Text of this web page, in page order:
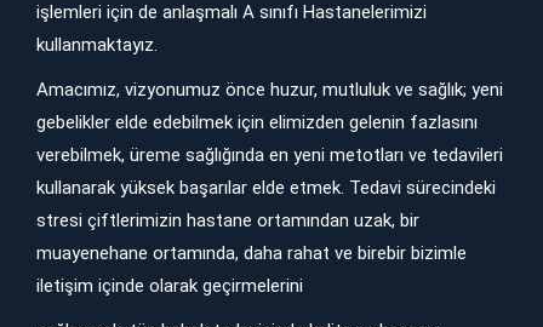
işlemleri için de anlaşmalı A sınıfı Hastanelerimizi
kullanmaktayız.
Amacımız, vizyonumuz önce huzur, mutluluk ve sağlık; yeni
gebelikler elde edebilmek için elimizden gelenin fazlasını
verebilmek, üreme sağlığında en yeni metotları ve tedavileri
kullanarak yüksek başarılar elde etmek. Tedavi sürecindeki
stresi çiftlerimizin hastane ortamından uzak, bir
muayenehane ortamında, daha rahat ve birebir bizimle
iletişim içinde olarak geçirmelerini